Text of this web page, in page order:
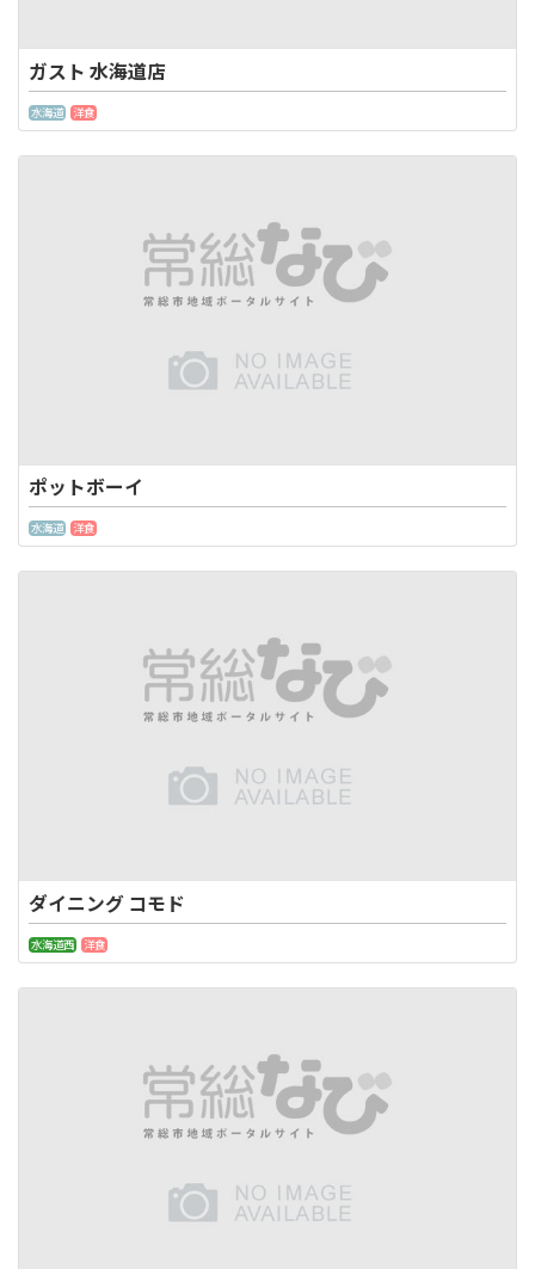
ガスト 水海道店
水海道 洋食
ポットボーイ
水海道 洋食
ダイニング コモド
水海道西 洋食